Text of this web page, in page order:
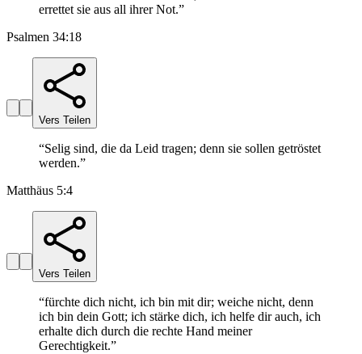
errettet sie aus all ihrer Not.”
Psalmen 34:18
Vers Teilen
“Selig sind, die da Leid tragen; denn sie sollen getröstet
werden.”
Matthäus 5:4
Vers Teilen
“fürchte dich nicht, ich bin mit dir; weiche nicht, denn
ich bin dein Gott; ich stärke dich, ich helfe dir auch, ich
erhalte dich durch die rechte Hand meiner
Gerechtigkeit.”